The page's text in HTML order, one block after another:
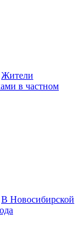
Жители
в частном
В Новосибирской